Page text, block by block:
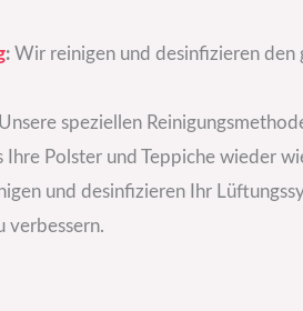
: Wir reinigen und desinfizieren den
Unsere speziellen
Ihre Polster und Teppiche wieder
und desinfizieren Ihr
verbessern.